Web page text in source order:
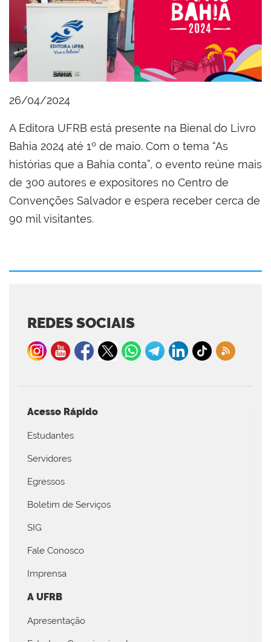
26/04/2024
A Editora UFRB está presente na Bienal do Livro
Bahia 2024 até 1º de maio. Com o tema “As
histórias que a Bahia conta”, o evento reúne mais
de 300 autores e expositores no Centro de
Convenções Salvador e espera receber cerca de
90 mil visitantes.
REDES SOCIAIS
Acesso Rápido
Estudantes
Servidores
Egressos
Boletim de Serviços
SIG
Fale Conosco
Imprensa
A UFRB
Apresentação